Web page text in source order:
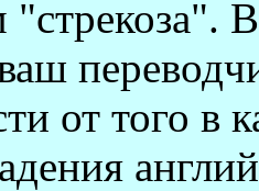
"стрекоза".
от того в